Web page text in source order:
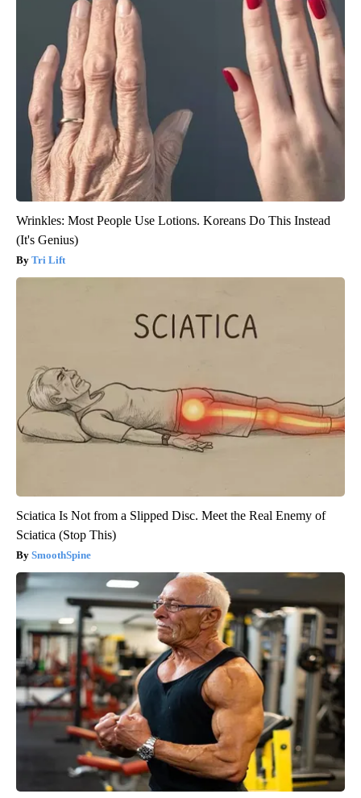
Wrinkles: Most People Use Lotions. Koreans Do This Instead
(It's Genius)
Tri Lift
Sciatica Is Not from a Slipped Disc. Meet the Real Enemy of
Sciatica (Stop This)
SmoothSpine